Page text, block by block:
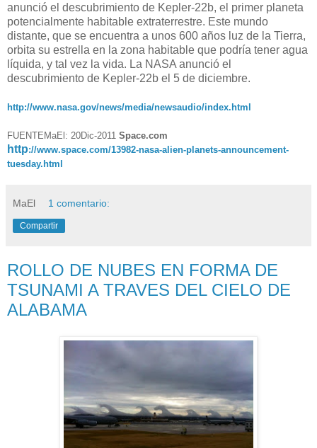
anunció el descubrimiento de Kepler-22b, el primer planeta
potencialmente habitable extraterrestre. Este mundo
distante, que se encuentra a unos 600 años luz de la Tierra,
orbita su estrella en la zona habitable que podría tener agua
líquida, y tal vez la vida. La NASA anunció el
descubrimiento de Kepler-22b el 5 de diciembre.
http://www.nasa.gov/news/media/newsaudio/index.html
FUENTEMaEl: 20Dic-2011 Space.com
http://www.space.com/13982-nasa-alien-planets-announcement-
tuesday.html
MaEl 1 comentario:
Compartir
ROLLO DE NUBES EN FORMA DE
TSUNAMI A TRAVES DEL CIELO DE
ALABAMA